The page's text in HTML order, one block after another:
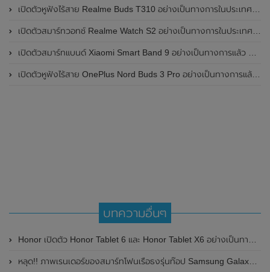
เปิดตัวหูฟังไร้สาย Realme Buds T310 อย่างเป็นทางการในประเทศอินเดีย มาพร้อมระบบตัดเสียงรบกวน ANC สูงสุด 46dB , เสียงรอบทิศทาง 360 องศา , แบตเตอรี่สามารถใช้งานได้นานสูงสุด 40 ชั่วโมง
เปิดตัวสมาร์ทวอทช์ Realme Watch S2 อย่างเป็นทางการในประเทศอินเดีย มาพร้อมตัวเรือนสแตนเลสสตีล , หน้าจอแสดงผล AMOLED ขนาด 1.43 นิ้ว , แบตเตอรี่ขนาดใหญ่ใช้งานได้นาน 20 วัน และรองรับคำสั่งเสียง Super AI Engine ที่ขับเคลื่อนโดย ChatGPT
เปิดตัวสมาร์ทแบนด์ Xiaomi Smart Band 9 อย่างเป็นทางการแล้ว มาพร้อมหน้าจอ AMOLED ขนาด 1.62 นิ้ว , ตัวเรือนเป็นโลหะ และแบตเตอรี่สุดอึดสามารถใช้งานได้นานถึง 21 วัน
เปิดตัวหูฟังไร้สาย OnePlus Nord Buds 3 Pro อย่างเป็นทางการแล้ว มาพร้อมระบบตัดเสียงรบกวน (ANC) สามารถลดเสียงรบกวนได้ 49dB และแบตเตอรี่สุดอึดใช้งานได้นานสูงสุดถึง 44 ชั่วโมง
บทความอื่นๆ
Honor เปิดตัว Honor Tablet 6 และ Honor Tablet X6 อย่างเป็นทางการที่ประเทศจีน ในราคาสบายกระเป๋า
หลุด!! ภาพเรนเดอร์ของสมาร์ทโฟนเรือธงรุ่นท๊อป Samsung Galaxy S22 Ultra ที่มาพร้อมช่องใส่ปากกา S Pen และกล้องหลัง 4 ตัว